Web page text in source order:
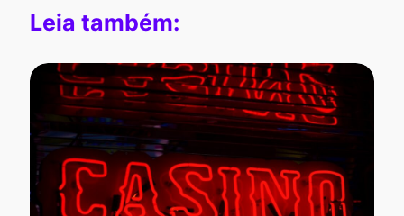
Leia também: